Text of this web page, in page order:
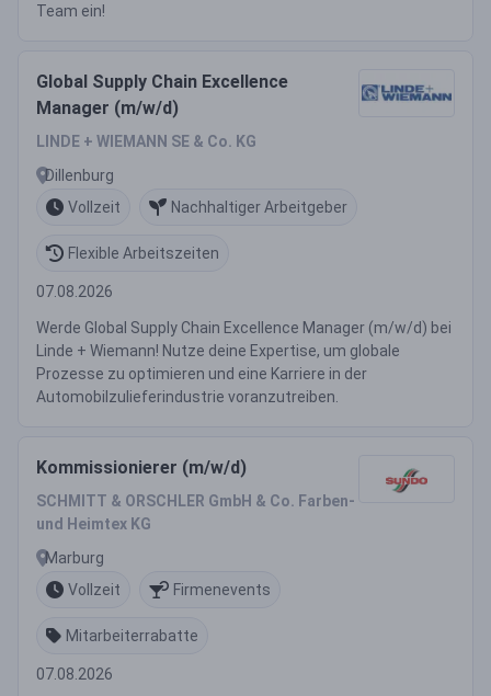
Team ein!
Global Supply Chain Excellence
Manager (m/w/d)
LINDE + WIEMANN SE & Co. KG
Dillenburg
Vollzeit
Nachhaltiger Arbeitgeber
Flexible Arbeitszeiten
07.08.2026
Werde Global Supply Chain Excellence Manager (m/w/d) bei
Linde + Wiemann! Nutze deine Expertise, um globale
Prozesse zu optimieren und eine Karriere in der
Automobilzulieferindustrie voranzutreiben.
Kommissionierer (m/w/d)
SCHMITT & ORSCHLER GmbH & Co. Farben-
und Heimtex KG
Marburg
Vollzeit
Firmenevents
Mitarbeiterrabatte
07.08.2026